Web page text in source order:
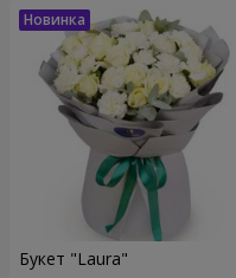
Букет "Laura"